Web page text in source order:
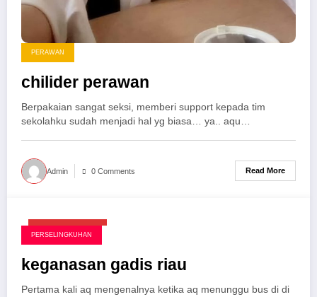
PERAWAN
chilider perawan
Berpakaian sangat seksi, memberi support kepada tim
sekolahku sudah menjadi hal yg biasa… ya.. aqu…
Admin 0 Comments Read More
Agustus 19, 2025
PERSELINGKUHAN
keganasan gadis riau
Pertama kali aq mengenalnya ketika aq menunggu bus di di